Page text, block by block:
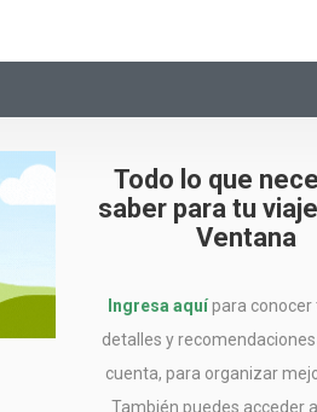
Todo lo que
saber para tu
Ventana
Ingresa aquípara conocer
detalles y recomendaciones
cuenta, para organizar
También puedes acceder